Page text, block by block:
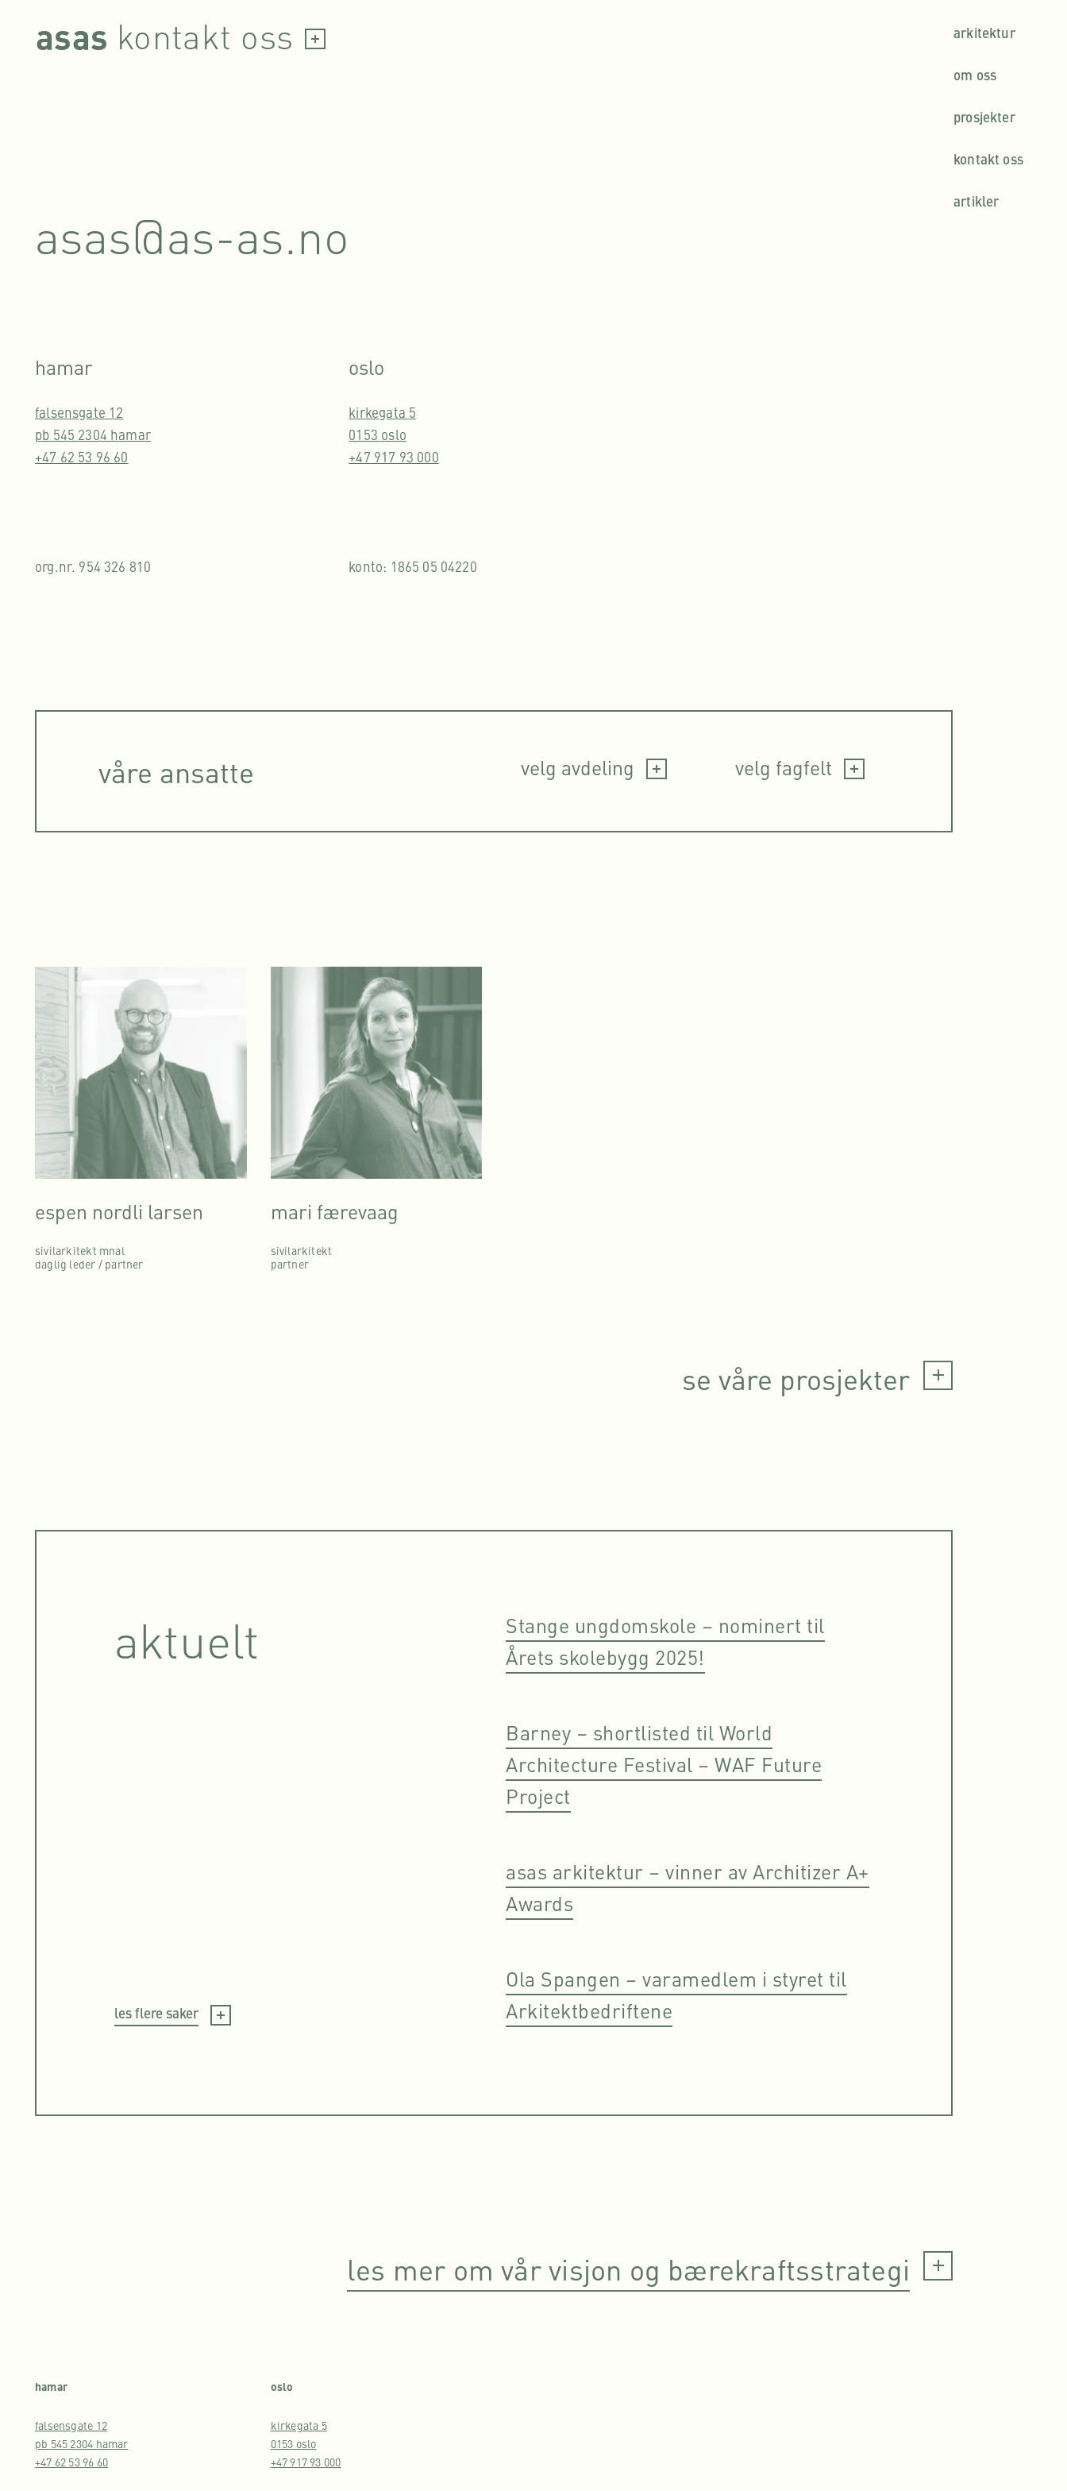
contentasas kontakt oss arkitektur
om oss
prosjekter
kontakt oss
artikler
asas@as-as.no
hamar
falsensgate 12
pb 545 2304 hamar
+47 62 53 96 60
oslo
kirkegata 5
0153 oslo
+47 917 93 000
org.nr. 954 326 810 konto: 1865 05 04220
våre ansatte velg avdeling velg fagfelt
espen nordli larsen
sivilarkitekt mnal
daglig leder / partner
mari færevaag
sivilarkitekt
partner
se våre prosjekter
aktuelt
les flere saker
Stange ungdomskole – nominert til
Årets skolebygg 2025!
Barney – shortlisted til World
Architecture Festival – WAF Future
Project
asas arkitektur – vinner av Architizer A+
Awards
Ola Spangen – varamedlem i styret til
Arkitektbedriftene
les mer om vår visjon og bærekraftsstrategi
hamar
falsensgate 12
pb 545 2304 hamar
+47 62 53 96 60
oslo
kirkegata 5
0153 oslo
+47 917 93 000